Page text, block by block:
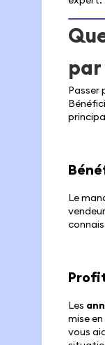
Passer
Le
Les
mise
vous